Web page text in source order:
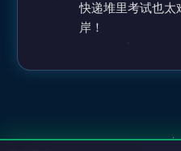
快递堆里考试也太
岸！